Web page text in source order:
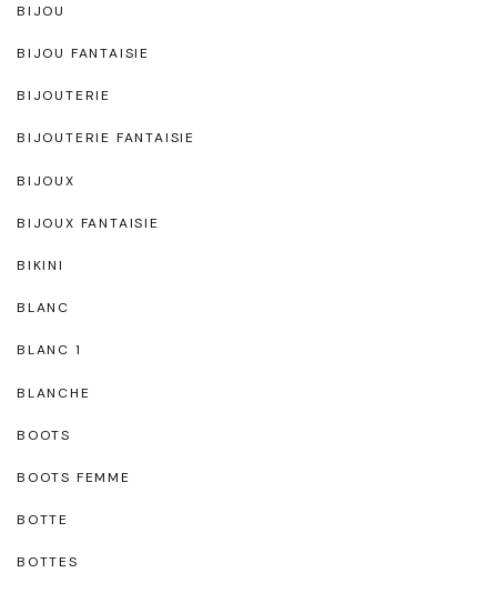
BIJOU
BIJOU FANTAISIE
BIJOUTERIE
BIJOUTERIE FANTAISIE
BIJOUX
BIJOUX FANTAISIE
BIKINI
BLANC
BLANC 1
BLANCHE
BOOTS
BOOTS FEMME
BOTTE
BOTTES